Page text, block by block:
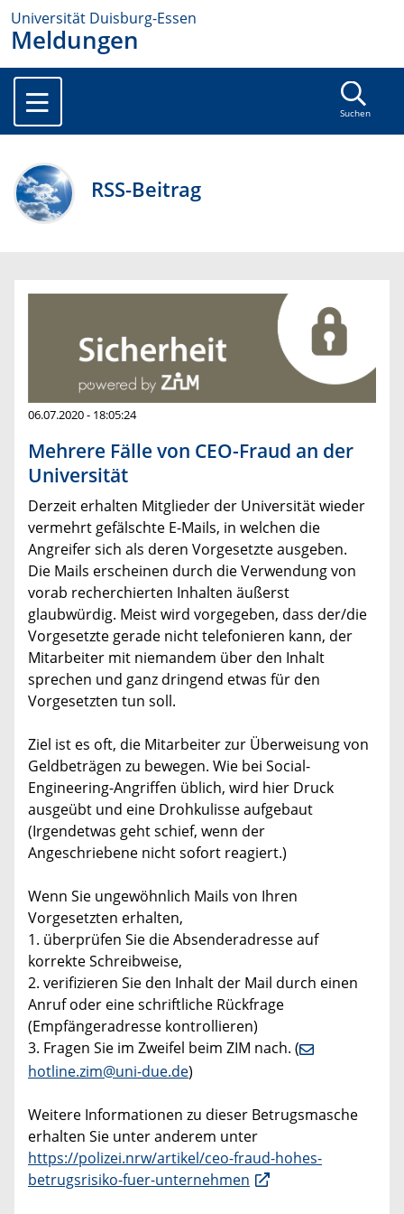
Universität Duisburg-Essen
Meldungen
Suchen
RSS-Beitrag
06.07.2020 - 18:05:24
Mehrere Fälle von CEO-Fraud an der
Universität
Derzeit erhalten Mitglieder der Universität wieder
vermehrt gefälschte E-Mails, in welchen die
Angreifer sich als deren Vorgesetzte ausgeben.
Die Mails erscheinen durch die Verwendung von
vorab recherchierten Inhalten äußerst
glaubwürdig. Meist wird vorgegeben, dass der/die
Vorgesetzte gerade nicht telefonieren kann, der
Mitarbeiter mit niemandem über den Inhalt
sprechen und ganz dringend etwas für den
Vorgesetzten tun soll.
Ziel ist es oft, die Mitarbeiter zur Überweisung von
Geldbeträgen zu bewegen. Wie bei Social-
Engineering-Angriffen üblich, wird hier Druck
ausgeübt und eine Drohkulisse aufgebaut
(Irgendetwas geht schief, wenn der
Angeschriebene nicht sofort reagiert.)
Wenn Sie ungewöhnlich Mails von Ihren
Vorgesetzten erhalten,
1. überprüfen Sie die Absenderadresse auf
korrekte Schreibweise,
2. verifizieren Sie den Inhalt der Mail durch einen
Anruf oder eine schriftliche Rückfrage
(Empfängeradresse kontrollieren)
3. Fragen Sie im Zweifel beim ZIM nach. (
hotline.zim@uni-due.de)
Weitere Informationen zu dieser Betrugsmasche
erhalten Sie unter anderem unter
https://polizei.nrw/artikel/ceo-fraud-hohes-
betrugsrisiko-fuer-unternehmen